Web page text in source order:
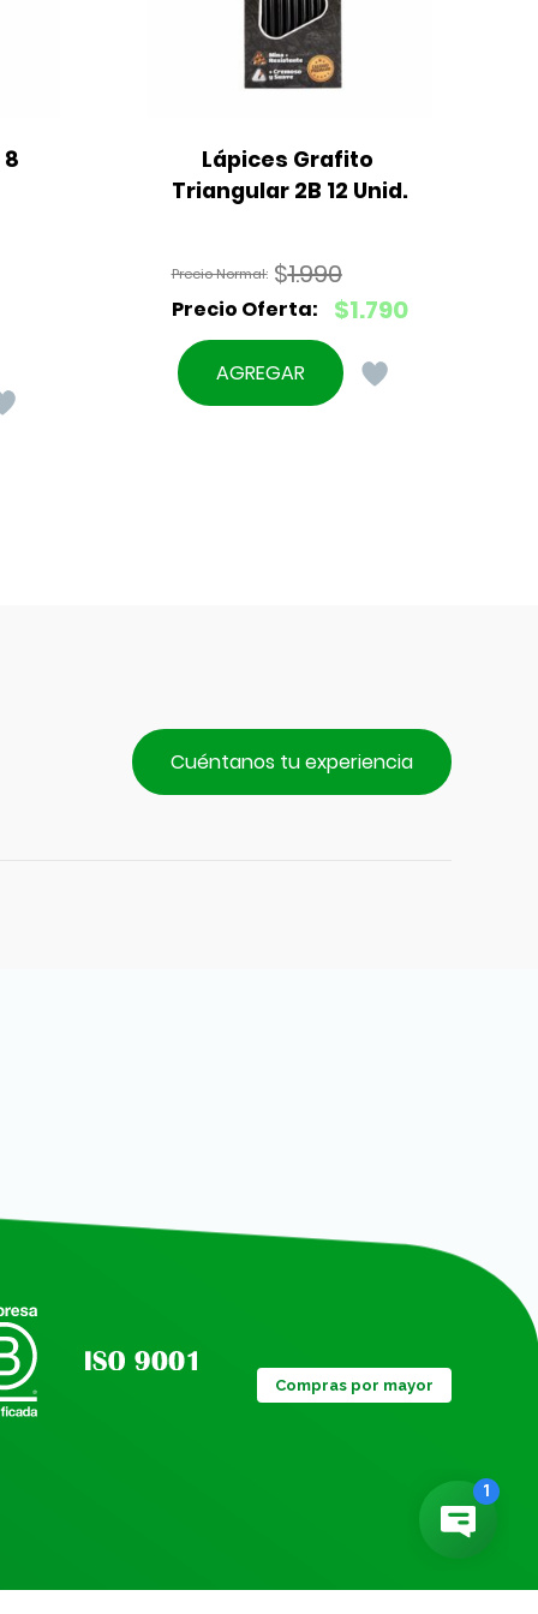
Lápices Grafito
Triangular 2B 12 Unid.
$1.990
El
precio
original
$1.790
El
precio
actual
AGREGAR
Cuéntanos tu experiencia
Compras por mayor